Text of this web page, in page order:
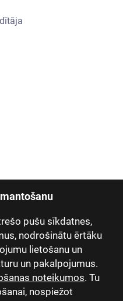
pušu sīkdatnes,
nodrošinātu ērtāku
lietošanu un
un pakalpojumus.
noteikumos. Tu
nospiežot